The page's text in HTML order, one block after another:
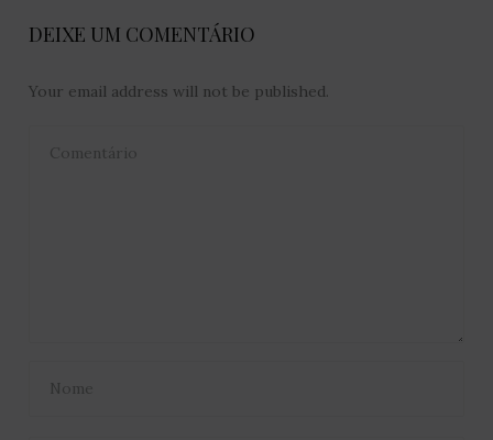
DEIXE UM COMENTÁRIO
Your email address will not be published.